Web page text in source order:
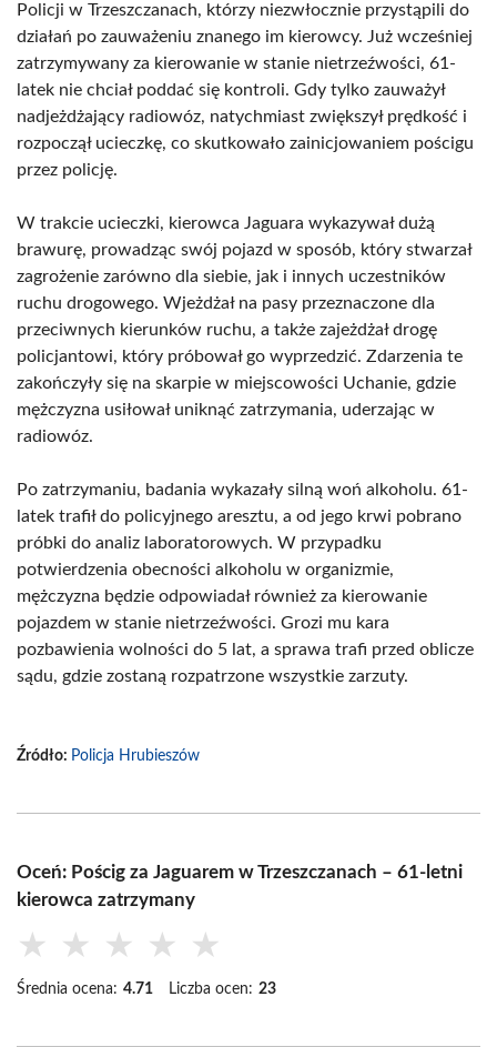
Policji w Trzeszczanach, którzy niezwłocznie przystąpili do
działań po zauważeniu znanego im kierowcy. Już wcześniej
zatrzymywany za kierowanie w stanie nietrzeźwości, 61-
latek nie chciał poddać się kontroli. Gdy tylko zauważył
nadjeżdżający radiowóz, natychmiast zwiększył prędkość i
rozpoczął ucieczkę, co skutkowało zainicjowaniem pościgu
przez policję.
W trakcie ucieczki, kierowca Jaguara wykazywał dużą
brawurę, prowadząc swój pojazd w sposób, który stwarzał
zagrożenie zarówno dla siebie, jak i innych uczestników
ruchu drogowego. Wjeżdżał na pasy przeznaczone dla
przeciwnych kierunków ruchu, a także zajeżdżał drogę
policjantowi, który próbował go wyprzedzić. Zdarzenia te
zakończyły się na skarpie w miejscowości Uchanie, gdzie
mężczyzna usiłował uniknąć zatrzymania, uderzając w
radiowóz.
Po zatrzymaniu, badania wykazały silną woń alkoholu. 61-
latek trafił do policyjnego aresztu, a od jego krwi pobrano
próbki do analiz laboratorowych. W przypadku
potwierdzenia obecności alkoholu w organizmie,
mężczyzna będzie odpowiadał również za kierowanie
pojazdem w stanie nietrzeźwości. Grozi mu kara
pozbawienia wolności do 5 lat, a sprawa trafi przed oblicze
sądu, gdzie zostaną rozpatrzone wszystkie zarzuty.
Źródło: Policja Hrubieszów
Oceń: Pościg za Jaguarem w Trzeszczanach – 61-letni
kierowca zatrzymany
★ ★ ★ ★ ★
Średnia ocena: 4.71 Liczba ocen: 23